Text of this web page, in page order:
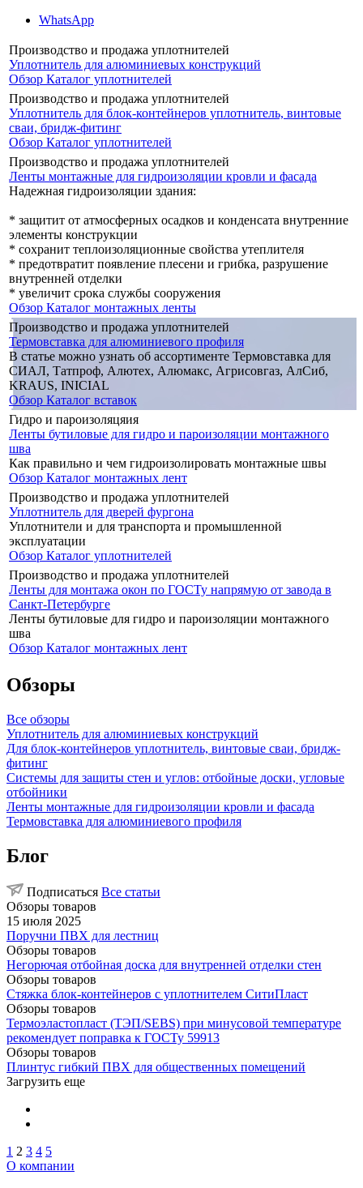
WhatsApp
Производство и продажа уплотнителей
Уплотнитель для алюминиевых конструкций
Обзор Каталог уплотнителей
Производство и продажа уплотнителей
Уплотнитель для блок-контейнеров уплотнитель, винтовые
сваи, бридж-фитинг
Обзор Каталог уплотнителей
Производство и продажа уплотнителей
Ленты монтажные для гидроизоляции кровли и фасада
Надежная гидроизоляции здания:
* защитит от атмосферных осадков и конденсата внутренние
элементы конструкции
* сохранит теплоизоляционные свойства утеплителя
* предотвратит появление плесени и грибка, разрушение
внутренней отделки
* увеличит срока службы сооружения
Обзор Каталог монтажных ленты
Производство и продажа уплотнителей
Термовставка для алюминиевого профиля
В статье можно узнать об ассортименте Термовставка для
СИАЛ, Татпроф, Алютех, Алюмакс, Агрисовгаз, АлСиб,
KRAUS, INICIAL
Обзор Каталог вставок
Гидро и пароизоляцяия
Ленты бутиловые для гидро и пароизоляции монтажного
шва
Как правильно и чем гидроизолировать монтажные швы
Обзор Каталог монтажных лент
Производство и продажа уплотнителей
Уплотнитель для дверей фургона
Уплотнители и для транспорта и промышленной
эксплуатации
Обзор Каталог уплотнителей
Производство и продажа уплотнителей
Ленты для монтажа окон по ГОСТу напрямую от завода в
Санкт-Петербурге
Ленты бутиловые для гидро и пароизоляции монтажного
шва
Обзор Каталог монтажных лент
Обзоры
Все обзоры
Уплотнитель для алюминиевых конструкций
Для блок-контейнеров уплотнитель, винтовые сваи, бридж-
фитинг
Системы для защиты стен и углов: отбойные доски, угловые
отбойники
Ленты монтажные для гидроизоляции кровли и фасада
Термовставка для алюминиевого профиля
Блог
Подписаться Все статьи
Обзоры товаров
15 июля 2025
Поручни ПВХ для лестниц
Обзоры товаров
Негорючая отбойная доска для внутренней отделки стен
Обзоры товаров
Стяжка блок-контейнеров с уплотнителем СитиПласт
Обзоры товаров
Термоэластопласт (ТЭП/SEBS) при минусовой температуре
рекомендует поправка к ГОСТу 59913
Обзоры товаров
Плинтус гибкий ПВХ для общественных помещений
Загрузить еще
1 2 3 4 5
О компании